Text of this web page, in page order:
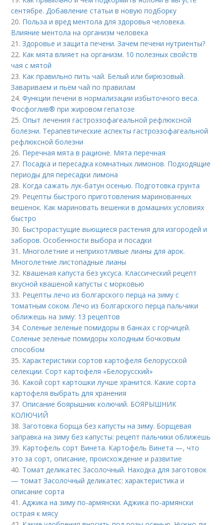
сентябре. Добавление статьи в новую подборку
20. Польза и вред ментола для здоровья человека.
Влияние ментола на организм человека
21.Здоровье и защита печени. Зачем печени нутриенты?
22. Как мята влияет на организм. 10 полезных свойств
чая с мятой
23. Как правильно пить чай. Белый или бирюзовый.
Завариваем и пьём чай по правилам
24.Функции печени в нормализации избыточного веса.
Фосфоглив® при жировом гепатозе
25.Опыт лечения гастроэзофагеальной рефлюксной
болезни. Терапевтические аспекты гастроэзофагеальной
рефлюксной болезни
26. Перечная мята в рационе. Мята перечная
27. Посадка и пересадка комнатных лимонов. Подходящие
периоды для пересадки лимона
28. Когда сажать лук-батун осенью. Подготовка грунта
29. Рецепты быстрого приготовления маринованных
вешенок. Как мариновать вешенки в домашних условиях
быстро
30. Быстрорастущие вьющиеся растения для изгородей и
заборов. Особенности выбора и посадки
31. Многолетние и неприхотливые лианы для арок.
Многолетние листопадные лианы
32. Квашеная капуста без уксуса. Классический рецепт
вкусной квашеной капусты с морковью
33. Рецепты лечо из болгарского перца на зиму с
томатным соком. Лечо из болгарского перца пальчики
оближешь на зиму: 13 рецептов
34.Соленые зеленые помидоры в банках с горчицей.
Соленые зеленые помидоры холодным бочковым
способом
35.Характеристики сортов картофеля белорусской
селекции. Сорт картофеля «Белорусский»
36. Какой сорт картошки лучше хранится. Какие сорта
картофеля выбрать для хранения
37.Описание боярышник колючий. БОЯРЫШНИК
КОЛЮЧИЙ
38.Заготовка борща без капусты на зиму. Борщевая
заправка на зиму без капусты: рецепт пальчики оближешь
39. Картофель сорт Винета. Картофель Винета —, что
это за сорт, описание, происхождение и развитие
40. Томат деликатес Засолочный. Находка для заготовок
— томат Засолочный деликатес: характеристика и
описание сорта
41.Аджика на зиму по-армянски. Аджика по-армянски
острая к мясу